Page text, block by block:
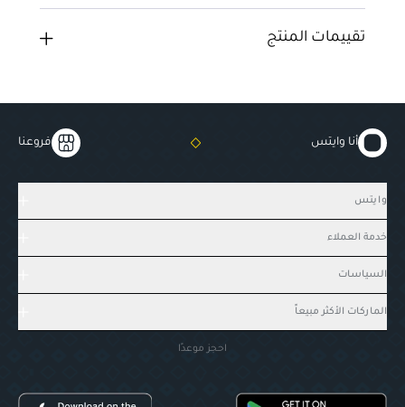
تقييمات المنتج
أنا وايتس فروعنا
وايتس
خدمة العملاء
السياسات
الماركات الأكثر مبيعاً
احجز موعدًا